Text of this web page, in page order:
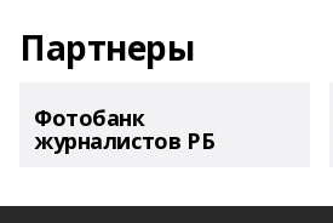
Партнеры
Фотобанк
журналистов РБ